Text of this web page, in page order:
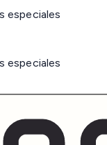
especiales
especiales